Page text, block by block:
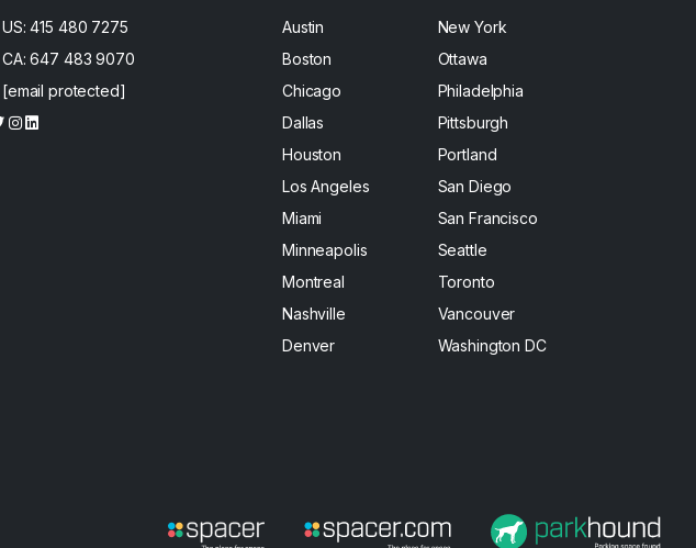
US: 415 480 7275
CA: 647 483 9070
[email protected]
Austin
Boston
Chicago
Dallas
Houston
Los Angeles
Miami
Minneapolis
Montreal
Nashville
Denver
New York
Ottawa
Philadelphia
Pittsburgh
Portland
San Diego
San Francisco
Seattle
Toronto
Vancouver
Washington DC